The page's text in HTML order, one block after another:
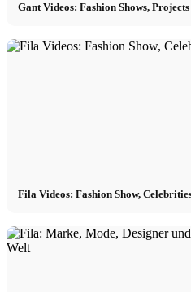
Gant Videos: Fashion Shows,
Fila Videos: Fashion Show,